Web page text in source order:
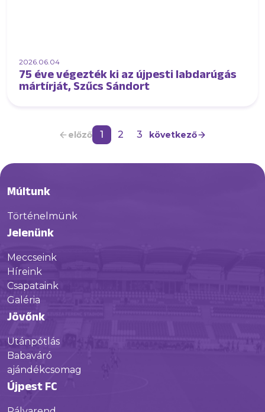
2026.06.04
75 éve végezték ki az újpesti labdarúgás
mártírját, Szűcs Sándort
előző 1 2 3 következő
Múltunk
Történelmünk
Jelenünk
Meccseink
Híreink
Csapataink
Galéria
Jövőnk
Utánpótlás
Babaváró
ajándékcsomag
Újpest FC